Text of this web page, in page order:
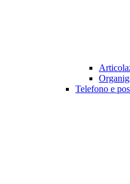
Telefono e